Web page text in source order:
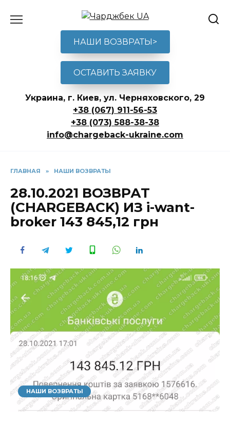
НАШИ ВОЗВРАТЫ>
ОСТАВИТЬ ЗАЯВКУ
Украина, г. Киев, ул. Черняховского, 29
+38 (067) 911-56-53
+38 (073) 588-38-38
info@chargeback-ukraine.com
ГЛАВНАЯ » НАШИ ВОЗВРАТЫ
28.10.2021 ВОЗВРАТ
(CHARGEBACK) ИЗ i-want-
broker 143 845,12 грн
НАШИ ВОЗВРАТЫ